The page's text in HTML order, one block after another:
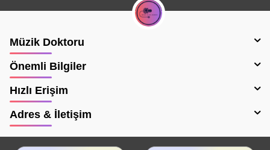
Müzik Doktoru
Önemli Bilgiler
Hızlı Erişim
Adres & İletişim